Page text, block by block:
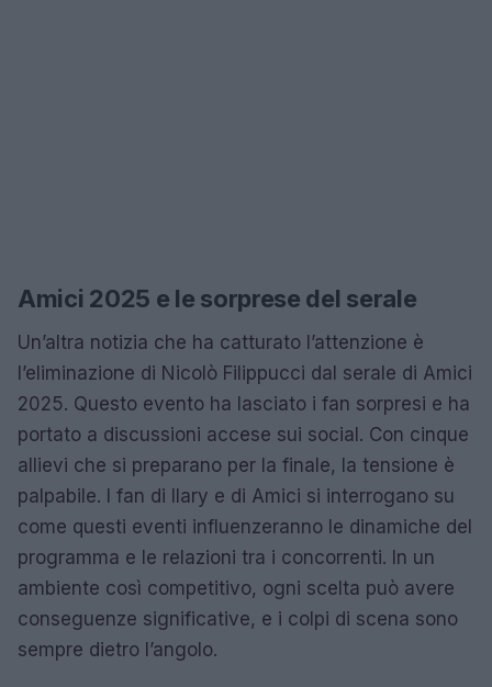
Amici 2025 e le sorprese del serale
Un’altra notizia che ha catturato l’attenzione è
l’eliminazione di Nicolò Filippucci dal serale di Amici
2025. Questo evento ha lasciato i fan sorpresi e ha
portato a discussioni accese sui social. Con cinque
allievi che si preparano per la finale, la tensione è
palpabile. I fan di Ilary e di Amici si interrogano su
come questi eventi influenzeranno le dinamiche del
programma e le relazioni tra i concorrenti. In un
ambiente così competitivo, ogni scelta può avere
conseguenze significative, e i colpi di scena sono
sempre dietro l’angolo.